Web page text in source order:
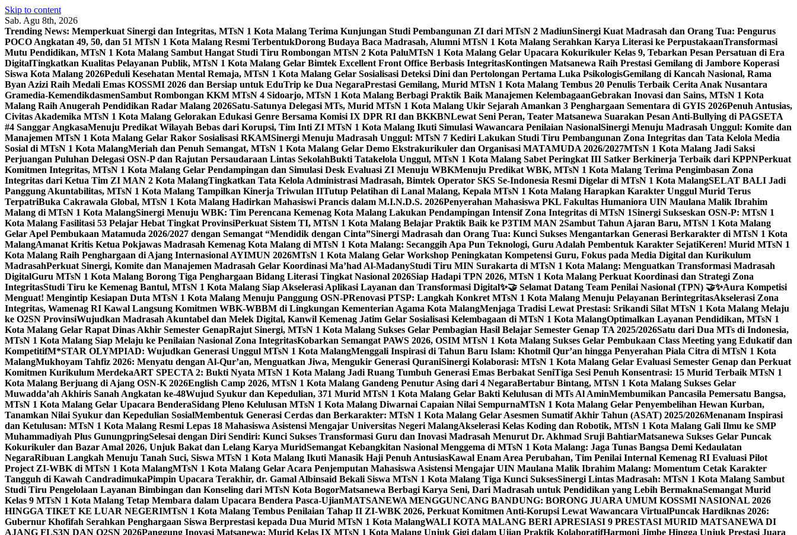
Skip to content
Sab. Agu 8th, 2026
Trending News: Memperkuat Sinergi dan Integritas, MTsN 1 Kota Malang Terima Kunjungan Studi Pembangunan ZI dari MTsN 2 MadiunSinergi Kuat Madrasah dan Orang Tua: Pengurus
POCO Angkatan 49, 50, dan 51 MTsN 1 Kota Malang Resmi TerbentukDorong Budaya Baca Madrasah, Alumni MTsN 1 Kota Malang Serahkan Karya Literasi ke PerpustakaanTransformasi
Mutu Pendidikan, MTsN 1 Kota Malang Sambut Hangat Studi Tiru Rombongan MTsN 2 Kota PaluMTsN 1 Kota Malang Gelar Upacara Kokurikuler Kelas 9, Tebarkan Pesan Persatuan di Era
DigitalTingkatkan Kualitas Pelayanan Publik, MTsN 1 Kota Malang Gelar Bimtek Excellent Front Office Berbasis IntegritasKontingen Matsanewa Raih Prestasi Gemilang di Jambore Koperasi
Siswa Kota Malang 2026Peduli Kesehatan Mental Remaja, MTsN 1 Kota Malang Gelar Sosialisasi Deteksi Dini dan Pertolongan Pertama Luka PsikologisGemilang di Kancah Nasional, Rama
Byan Azizi Raih Medali Emas KOSSMI 2026 dan Bersiap untuk EduTrip ke Dua NegaraPrestasi Gemilang, Murid MTsN 1 Kota Malang Tembus 20 Penulis Terbaik Cerita Anak Nusantara
Gramedia-KemendikdasmenSambut Rombongan KKM MTsN 4 Sidoarjo, MTsN 1 Kota Malang Berbagi Praktik Baik Manajemen KelembagaanGebrakan Inovasi dan Sains, MTsN 1 Kota
Malang Raih Anugerah Pendidikan Radar Malang 2026Satu-Satunya Delegasi MTs, Murid MTsN 1 Kota Malang Ukir Sejarah Amankan 3 Penghargaan Sementara di GYIS 2026Penuh Antusias,
Civitas Akademika MTsN 1 Kota Malang Gelorakan Edukasi Genre Bersama Komisi IX DPR RI dan BKKBNLewat Seni Peran, Teater Matsanewa Suarakan Pesan Anti-Bullying di PAGSETA
#4 Sanggar AngkasaMenuju Predikat Wilayah Bebas dari Korupsi, Tim Inti ZI MTsN 1 Kota Malang Ikuti Simulasi Wawancara Penilaian NasionalSinergi Menuju Madrasah Unggul: Komite dan
Manajemen MTsN 1 Kota Malang Gelar Rakor Sosialisasi RKAMSinergi Menuju Madrasah Unggul: MTsN 7 Kediri Lakukan Studi Tiru Pembangunan Zona Integritas dan Tata Kelola Media
Sosial di MTsN 1 Kota MalangMeriah dan Penuh Semangat, MTsN 1 Kota Malang Gelar Demo Ekstrakurikuler dan Organisasi MATAMUDA 2026/2027MTsN 1 Kota Malang Jadi Saksi
Perjuangan Puluhan Delegasi OSN-P dan Rajutan Persaudaraan Lintas SekolahBukti Tatakelola Unggul, MTsN 1 Kota Malang Sabet Peringkat III Satker Berkinerja Terbaik dari KPPNPerkuat
Komitmen Integritas, MTsN 1 Kota Malang Gelar Pendampingan dan Simulasi Desk Evaluasi ZI Menuju WBKMenuju Predikat WBK, MTsN 1 Kota Malang Terima Pengimbasan Zona
Integritas dari Ketua Tim ZI MAN 2 Kota MalangTingkatkan Tata Kelola Administrasi Madrasah, Bimtek Operator SKS Se-Indonesia Resmi Digelar di MTsN 1 Kota MalangSELAT BALI Jadi
Panggung Akuntabilitas, MTsN 1 Kota Malang Tampilkan Kinerja Triwulan IITutup Pelatihan di Lanal Malang, Kepala MTsN 1 Kota Malang Harapkan Karakter Unggul Murid Terus
TerpatriBuka Cakrawala Global, MTsN 1 Kota Malang Hadirkan Mahasiswi Prancis dalam M.I.N.D.S. 2026Penyerahan Mahasiswa PKL Fakultas Humaniora UIN Maulana Malik Ibrahim
Malang di MTsN 1 Kota MalangSinergi Menuju WBK: Tim Perencana Kemenag Kota Malang Lakukan Pendampingan Intensif Zona Integritas di MTsN 1Sinergi Sukseskan OSN-P: MTsN 1
Kota Malang Fasilitasi 53 Pelajar Hebat Tingkat ProvinsiPerkuat Sistem TI, MTsN 1 Kota Malang Belajar Praktik Baik ke P3TIM MAN 2Sambut Tahun Ajaran Baru, MTsN 1 Kota Malang
Gelar Apel Pembukaan Matamuda 2026/2027 dengan Semangat “Mendidik dengan Cinta”Sinergi Madrasah dan Orang Tua: Kunci Sukses Mengantarkan Generasi Berkarakter di MTsN 1 Kota
MalangAmanat Kritis Ketua Pokjawas Madrasah Kemenag Kota Malang di MTsN 1 Kota Malang: Secanggih Apa Pun Teknologi, Guru Adalah Pembentuk Karakter SejatiKeren! Murid MTsN 1
Kota Malang Raih Penghargaan di Ajang Internasional AYIMUN 2026MTsN 1 Kota Malang Gelar Workshop Peningkatan Kompetensi Guru, Fokus pada Media Digital dan Kurikulum
MadrasahPerkuat Sinergi, Komite dan Manajemen Madrasah Gelar Koordinasi Ma’had Al-MadanyStudi Tiru MIN Surakarta di MTsN 1 Kota Malang: Menguatkan Transformasi Madrasah
DigitalGuru MTsN 1 Kota Malang Borong Tiga Penghargaan Bidang Literasi Tingkat Nasional 2026Siap Hadapi TPN 2026, MTsN 1 Kota Malang Perkuat Koordinasi dan Strategi Zona
IntegritasStudi Tiru ke Kemenag Bantul, MTsN 1 Kota Malang Siap Akselerasi Aplikasi Layanan dan Transformasi Digital✨🤝 Selamat Datang Team Penilai Nasional (TPN) 🤝✨Aura Kompetisi
Menguat! Mengintip Kesiapan Duta MTsN 1 Kota Malang Menuju Panggung OSN-PRenovasi PTSP: Langkah Konkret MTsN 1 Kota Malang Menuju Pelayanan BerintegritasAkselerasi Zona
Integritas, Wamenag RI Kawal Langsung Komitmen WBK-WBBM di Lingkungan Kementerian Agama Kota MalangMenjaga Tradisi Lewat Prestasi: Srikandi Silat MTsN 1 Kota Malang Melaju
ke O2SN ProvinsiWujudkan Madrasah Akuntabel dan Melek Digital, Kanwil Kemenag Jatim Gelar Sosialisasi Kelembagaan di MTsN 1 Kota MalangOptimalkan Layanan Pendidikan, MTsN 1
Kota Malang Gelar Rapat Dinas Akhir Semester GenapRajut Sinergi, MTsN 1 Kota Malang Sukses Gelar Pembagian Hasil Belajar Semester Genap TA 2025/2026Satu dari Dua MTs di Indonesia,
MTsN 1 Kota Malang Siap Melaju ke Penilaian Nasional Zona IntegritasKobarkan Semangat PAWS 2026, OSIM MTsN 1 Kota Malang Sukses Gelar Pembukaan Class Meeting yang Edukatif dan
KompetitifM*STAR OLYMPIAD: Wujudkan Generasi Unggul MTsN 1 Kota MalangMenggali Inspirasi di Tahun Baru Islam: Khotmil Qur’an hingga Penyerahan Piala Citra di MTsN 1 Kota
MalangMukhoyam Tahfiz 2026: Menyatu dengan Al-Qur’an, Menguatkan Jiwa, Mengukir Generasi QuraniSinergi Kolaborasi: MTsN 1 Kota Malang Gelar Evaluasi Semester Genap dan Perkuat
Komitmen Kurikulum MerdekaART SPECTA 2: Bukti Nyata MTsN 1 Kota Malang Jadi Ruang Tumbuh Generasi Emas Berbakat SeniTiga Sesi Penuh Konsentrasi: 15 Murid Terbaik MTsN 1
Kota Malang Berjuang di Ajang OSN-K 2026English Camp 2026, MTsN 1 Kota Malang Gandeng Penutur Asing dari 4 NegaraBertabur Bintang, MTsN 1 Kota Malang Sukses Gelar
Muwadda’ah Akhiris Sanah Angkatan ke-48Wujud Syukur dan Kepedulian, 371 Murid MTsN 1 Kota Malang Gelar Bakti Kelulusan di MTs Al AminMembumikan Pancasila Pemersatu Bangsa,
MTsN 1 Kota Malang Gelar Upacara BenderaSidang Pleno Kelulusan MTsN 1 Kota Malang Diwarnai Capaian Nilai SempurnaMTsN 1 Kota Malang Gelar Penyembelihan Hewan Kurban,
Tanamkan Nilai Syukur dan Kepedulian SosialMembentuk Generasi Cerdas dan Berkarakter: MTsN 1 Kota Malang Gelar Asesmen Sumatif Akhir Tahun (ASAT) 2025/2026Menanam Inspirasi
dan Ketulusan: MTsN 1 Kota Malang Resmi Lepas 18 Mahasiswa Asistensi Mengajar Universitas Negeri MalangAkselerasi Kelas Koding dan Robotik, MTsN 1 Kota Malang Gali Ilmu ke SMP
Muhammadiyah Plus GunungpringSelesai dengan Diri Sendiri: Kunci Sukses Transformasi Guru dan Inovasi Madrasah Menurut Dr. Akhmad Sruji BahtiarMatsanewa Sukses Gelar Puncak
Kokurikuler dan Bazar Amal 2026, Unjuk Bakat dan Lelang Karya MuridSemangat Kebangkitan Nasional Menggema di MTsN 1 Kota Malang: Jaga Tunas Bangsa Demi Kedaulatan
NegaraRibuan Langkah Menuju Tanah Suci, Siswa MTsN 1 Kota Malang Ikuti Manasik Haji Penuh AntusiasKawal Enam Area Perubahan, Tim Penilai Internal Kemenag RI Evaluasi Pilot
Project ZI-WBK di MTsN 1 Kota MalangMTsN 1 Kota Malang Gelar Acara Penjemputan Mahasiswa Asistensi Mengajar UIN Maulana Malik Ibrahim Malang: Momentum Cetak Karakter
Tangguh di Kawah CandradimukaPimpin Upacara Terakhir, dr. Gamal Albinsaid Bekali Siswa MTsN 1 Kota Malang Tiga Kunci SuksesSinergi Lintas Madrasah: MTsN 1 Kota Malang Sambut
Studi Tiru Pengelolaan Layanan Bimbingan dan Konseling dari MTsN Kota BogorMatsanewa Berbagi Karya Seni, Dari Madrasah untuk Pendidikan yang Lebih BermaknaSemangat Murid
Kelas 9 MTsN 1 Kota Malang Tetap Membara dalam Upacara Bendera Pasca-UjianMATSANEWA MENGGUNCANG BANDUNG: BORONG JUARA UMUM KOSSMI NASIONAL 2026
HINGGA TIKET KE LUAR NEGERIMTsN 1 Kota Malang Tembus Penilaian Tahap II ZI-WBK 2026, Perkuat Komitmen Anti-Korupsi Lewat Wawancara VirtualPuncak Hardiknas 2026:
Gubernur Khofifah Serahkan Penghargaan Siswa Berprestasi kepada Dua Murid MTsN 1 Kota MalangWALI KOTA MALANG BERI APRESIASI 9 PRESTASI MURID MATSANEWA DI
AJANG FLS3N DAN O2SN 2026Panggung Inovasi Matsanewa: Murid Kelas IX MTsN 1 Kota Malang Unjuk Gigi dalam Ujian Praktik KolaboratifHarmoni Jimbe Hingga Unjuk Prestasi Juara